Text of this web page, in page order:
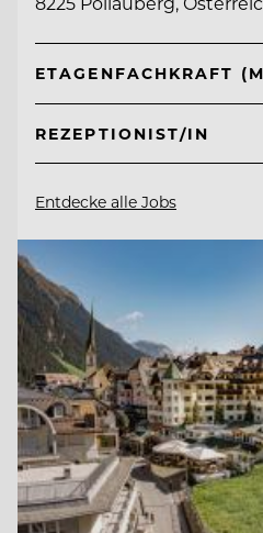
ETAGENFACHKRAFT
REZEPTIONIST/IN
Entdecke alle Jobs